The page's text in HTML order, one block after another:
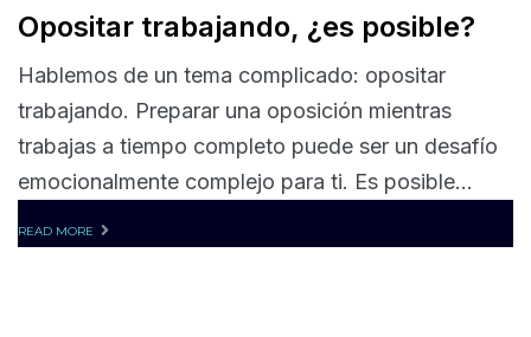
Opositar trabajando, ¿es posible?
Hablemos de un tema complicado: opositar
trabajando. Preparar una oposición mientras
trabajas a tiempo completo puede ser un desafío
emocionalmente complejo para ti. Es posible...
READ MORE